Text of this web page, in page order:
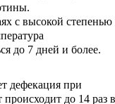
с высокой
до 7 дней и более.
дефекация при
до 14 раз